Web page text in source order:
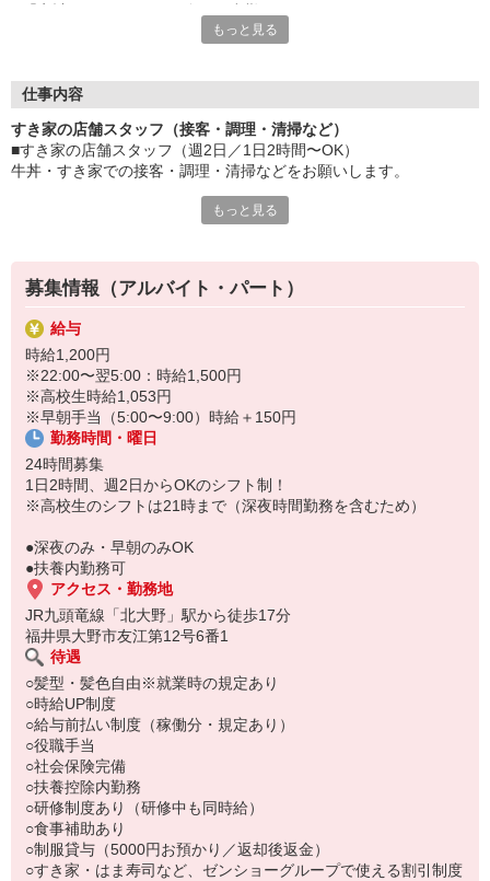
など、自分らしく活躍できますよ。
■髪型・髪色自由
■給与前払い可
急な出費も安心♪
■社員登用あり
将来を考えている方は必見です。
与兵衛、オリーブの丘、焼肉いちばんなどを経営しているゼンシ
ョーグループ！
その中のひとつ『すき家』でお仕事しませんか？
もっと見る
仕事内容
すき家の店舗スタッフ（接客・調理・清掃など）
■すき家の店舗スタッフ（週2日／1日2時間〜OK）
牛丼・すき家での接客・調理・清掃などをお願いします。
あなたの笑顔で！
すばやく提供！
他にも、食材の調整や金銭管理、新しく入社したクルーの研修など
様々なお仕事があります。
セルフオーダー、セルフ会計で、現金の受け渡しはほとんどありま
せん。※一部店舗を除く
取り間違いもなく安心でスムーズ♪
マニュアルも用意していますので飲食店が初めての方でも大丈夫！
もちろん先輩クルーがしっかり教えてくれるので安心してくださ
い。
もっと見る
募集情報（アルバイト・パート）
給与
時給1,200円
※22:00〜翌5:00：時給1,500円
※高校生時給1,053円
※早朝手当（5:00〜9:00）時給＋150円
勤務時間・曜日
24時間募集
1日2時間、週2日からOKのシフト制！
※高校生のシフトは21時まで（深夜時間勤務を含むため）
●深夜のみ・早朝のみOK
●扶養内勤務可
アクセス・勤務地
JR九頭竜線「北大野」駅から徒歩17分
福井県大野市友江第12号6番1
待遇
○髪型・髪色自由※就業時の規定あり
○時給UP制度
○給与前払い制度（稼働分・規定あり）
○役職手当
○社会保険完備
○扶養控除内勤務
○研修制度あり（研修中も同時給）
○食事補助あり
○制服貸与（5000円お預かり／返却後返金）
○すき家・はま寿司など、ゼンショーグループで使える割引制度